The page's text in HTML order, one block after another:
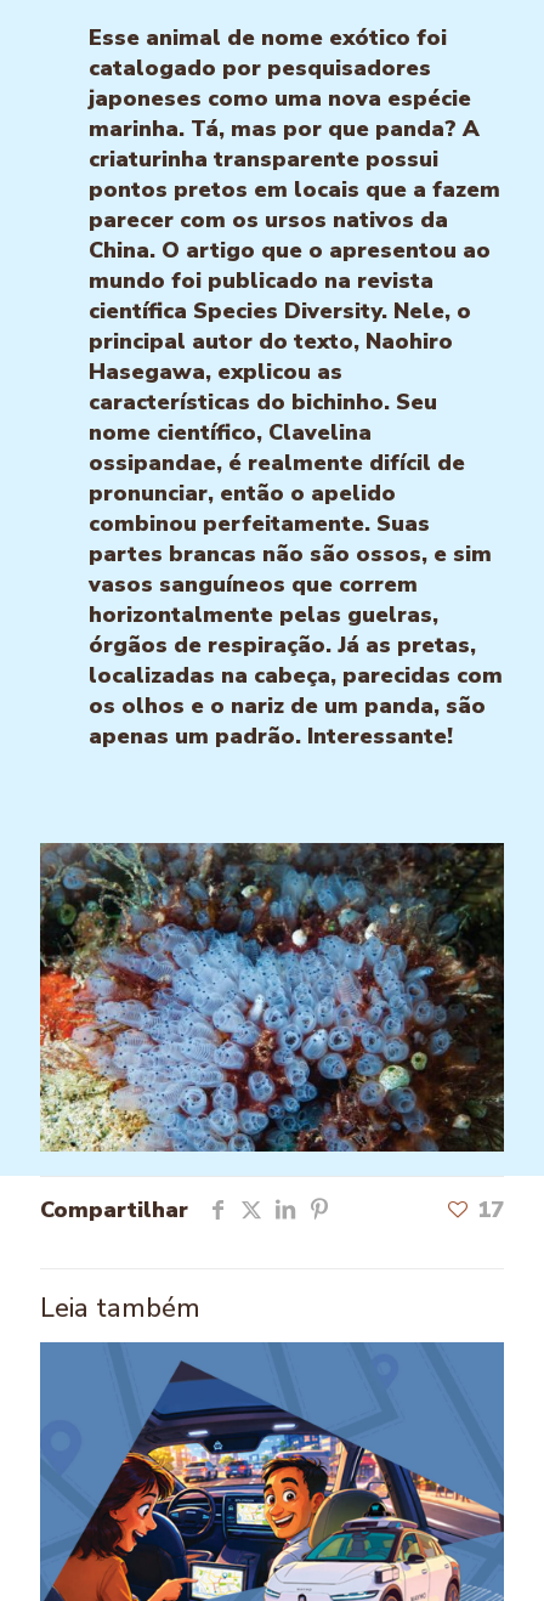
Esse animal de nome exótico foi
catalogado por pesquisadores
japoneses como uma nova espécie
marinha. Tá, mas por que panda? A
criaturinha transparente possui
pontos pretos em locais que a fazem
parecer com os ursos nativos da
China. O artigo que o apresentou ao
mundo foi publicado na revista
científica Species Diversity. Nele, o
principal autor do texto, Naohiro
Hasegawa, explicou as
características do bichinho. Seu
nome científico, Clavelina
ossipandae, é realmente difícil de
pronunciar, então o apelido
combinou perfeitamente. Suas
partes brancas não são ossos, e sim
vasos sanguíneos que correm
horizontalmente pelas guelras,
órgãos de respiração. Já as pretas,
localizadas na cabeça, parecidas com
os olhos e o nariz de um panda, são
apenas um padrão. Interessante!
Compartilhar 17
Leia também